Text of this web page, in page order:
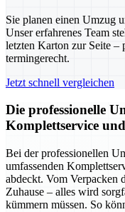
Sie planen einen Umzug
Unser erfahrenes Team
letzten Karton zur Seite –
termingerecht.
Jetzt schnell vergleichen
Die professionelle
Komplettservice
Bei der professionellen
umfassenden
abdeckt. Vom Verpacken
Zuhause – alles wird
kümmern müssen. So